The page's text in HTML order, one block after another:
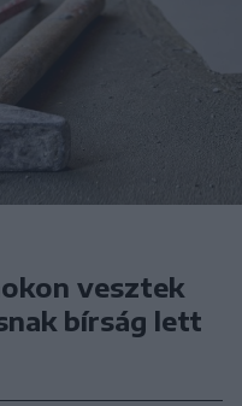
vesztek
bírság lett